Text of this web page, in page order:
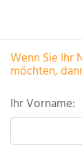
Wenn Sie Ihr
möchten,
Ihr Vorname: